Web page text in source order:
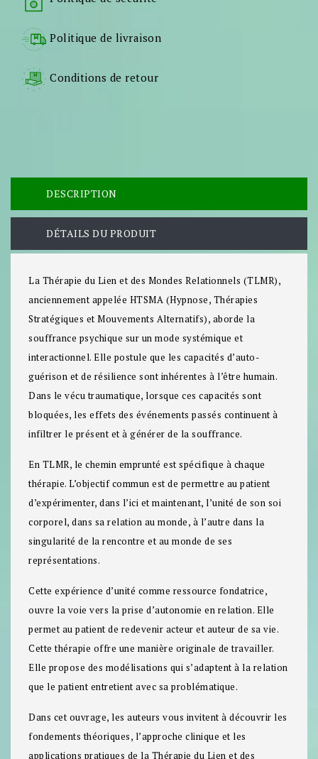
Politique de livraison
Conditions de retour
DESCRIPTION
DÉTAILS DU PRODUIT
La Thérapie du Lien et des Mondes Relationnels (TLMR),
anciennement appelée HTSMA (Hypnose, Thérapies
Stratégiques et Mouvements Alternatifs), aborde la
souffrance psychique sur un mode systémique et
interactionnel. Elle postule que les capacités d’auto-
guérison et de résilience sont inhérentes à l’être humain.
Dans le vécu traumatique, lorsque ces capacités sont
bloquées, les effets des évé­nements passés continuent à
infiltrer le présent et à générer de la souffrance.
En TLMR, le chemin emprunté est spécifique à chaque
thérapie. L’objectif com­mun est de permettre au patient
d’expérimenter, dans l’ici et maintenant, l’unité de son soi
corporel, dans sa relation au monde, à l’autre dans la
singularité de la rencontre et au monde de ses
représentations.
Cette expérience d’unité comme ressource fondatrice,
ouvre la voie vers la prise d’autonomie en relation. Elle
permet au patient de redevenir acteur et auteur de sa vie.
Cette thérapie offre une manière originale de travailler.
Elle propose des modélisations qui s’adaptent à la relation
que le patient entretient avec sa problé­matique.
Dans cet ouvrage, les auteurs vous invitent à découvrir les
fondements théo­riques, l’approche clinique et les
applications pratiques de la Thérapie du Lien et des